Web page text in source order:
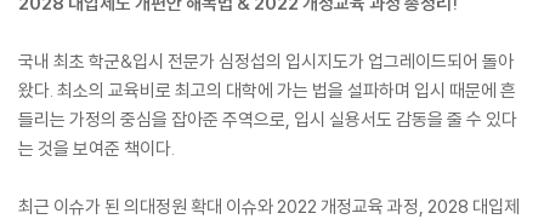
국내 최초 학군&입시 전문가 심정섭의 입시지도가 업그레이드되어 돌아
왔다. 최소의 교육비로 최고의 대학에 가는 법을 설파하며 입시 때문에 흔
들리는 가정의 중심을 잡아준 주역으로, 입시 실용서도 감동을 줄 수 있다
는 것을 보여준 책이다.
최근 이슈가 된 의대정원 확대 이슈와 2022 개정교육 과정, 2028 대입제